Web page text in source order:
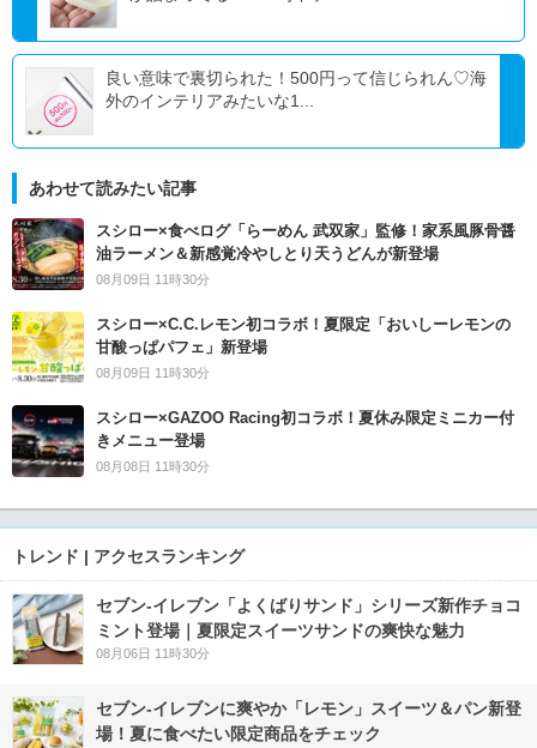
良い意味で裏切られた！500円って信じられん♡海
外のインテリアみたいな1...
あわせて読みたい記事
スシロー×食べログ「らーめん 武双家」監修！家系風豚骨醤
油ラーメン＆新感覚冷やしとり天うどんが新登場
08月09日 11時30分
スシロー×C.C.レモン初コラボ！夏限定「おいしーレモンの
甘酸っぱパフェ」新登場
08月09日 11時30分
スシロー×GAZOO Racing初コラボ！夏休み限定ミニカー付
きメニュー登場
08月08日 11時30分
トレンド | アクセスランキング
セブン‐イレブン「よくばりサンド」シリーズ新作チョコ
ミント登場｜夏限定スイーツサンドの爽快な魅力
08月06日 11時30分
セブン‐イレブンに爽やか「レモン」スイーツ＆パン新登
場！夏に食べたい限定商品をチェック